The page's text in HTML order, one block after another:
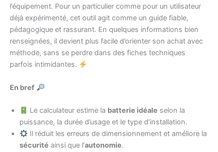
l’équipement. Pour un particulier comme pour un utilisateur
déjà expérimenté, cet outil agit comme un guide fiable,
pédagogique et rassurant. En quelques informations bien
renseignées, il devient plus facile d’orienter son achat avec
méthode, sans se perdre dans des fiches techniques
parfois intimidantes.
En bref
Le calculateur estime la batterie idéale selon la
puissance, la durée d’usage et le type d’installation.
Il réduit les erreurs de dimensionnement et améliore la
sécurité ainsi que l’autonomie.